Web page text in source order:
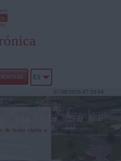
CIUDADANA
ES
07/08/2026 07:33:04
de forma rápida y